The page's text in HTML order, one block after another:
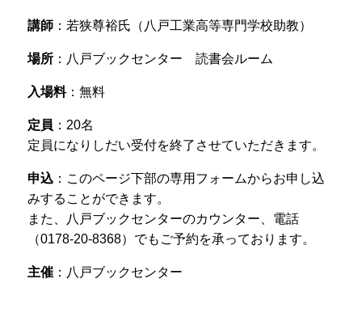
講師：若狭尊裕氏（八戸工業高等専門学校助教）
場所：八戸ブックセンター 読書会ルーム
入場料：無料
定員 ：20名
定員になりしだい受付を終了させていただきます。
申込：このページ下部の専用フォームからお申し込
みすることができます。
また、八戸ブックセンターのカウンター、電話
（0178-20-8368）でもご予約を承っております。
主催：八戸ブックセンター